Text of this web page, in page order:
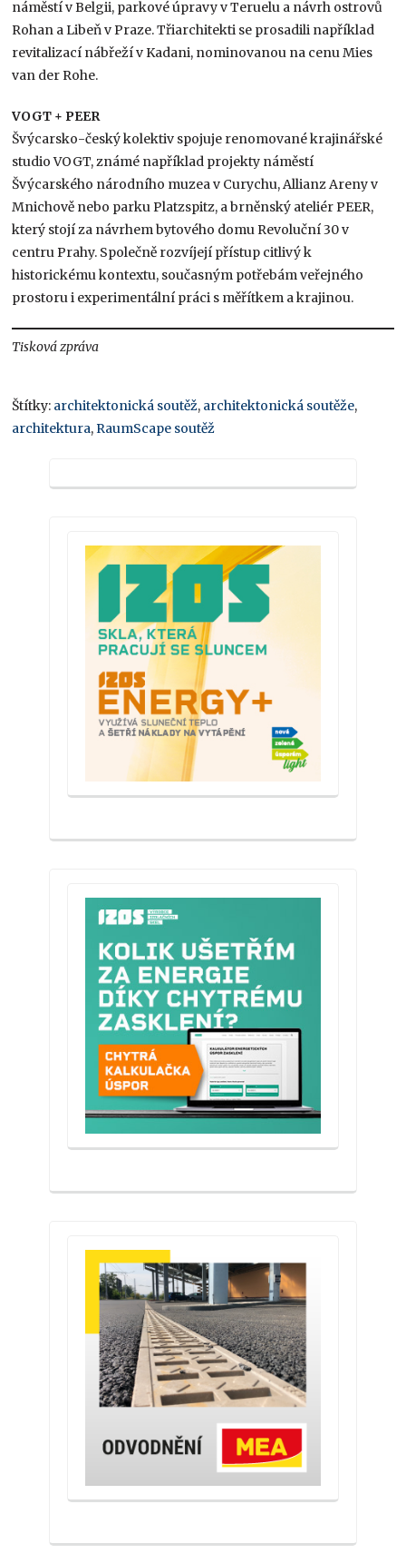
náměstí v Belgii, parkové úpravy v Teruelu a návrh ostrovů
Rohan a Libeň v Praze. Třiarchitekti se prosadili například
revitalizací nábřeží v Kadani, nominovanou na cenu Mies
van der Rohe.
VOGT + PEER
Švýcarsko-český kolektiv spojuje renomované krajinářské
studio VOGT, známé například projekty náměstí
Švýcarského národního muzea v Curychu, Allianz Areny v
Mnichově nebo parku Platzspitz, a brněnský ateliér PEER,
který stojí za návrhem bytového domu Revoluční 30 v
centru Prahy. Společně rozvíjejí přístup citlivý k
historickému kontextu, současným potřebám veřejného
prostoru i experimentální práci s měřítkem a krajinou.
Tisková zpráva
Štítky: architektonická soutěž, architektonická soutěže,
architektura, RaumScape soutěž